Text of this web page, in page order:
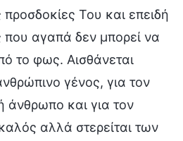
προσδοκίες Του και επειδή
που αγαπά δεν μπορεί να
το φως. Αισθάνεται
γένος, για τον
άνθρωπο και για τον
αλλά στερείται των